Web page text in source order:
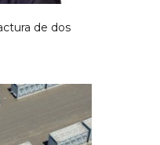
de dos